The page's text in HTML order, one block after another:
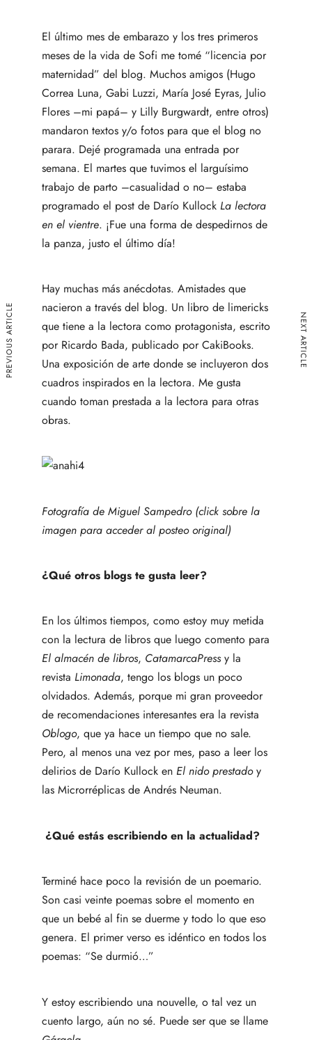
El último mes de embarazo y los tres primeros
meses de la vida de Sofi me tomé “licencia por
maternidad” del blog. Muchos amigos (Hugo
Correa Luna, Gabi Luzzi, María José Eyras, Julio
Flores –mi papá– y Lilly Burgwardt, entre otros)
mandaron textos y/o fotos para que el blog no
parara. Dejé programada una entrada por
semana. El martes que tuvimos el larguísimo
trabajo de parto –casualidad o no– estaba
programado el post de Darío Kullock La lectora
en el vientre. ¡Fue una forma de despedirnos de
la panza, justo el último día!
Hay muchas más anécdotas. Amistades que
nacieron a través del blog. Un libro de limericks
que tiene a la lectora como protagonista, escrito
por Ricardo Bada, publicado por CakiBooks.
Una exposición de arte donde se incluyeron dos
cuadros inspirados en la lectora. Me gusta
cuando toman prestada a la lectora para otras
obras.
Fotografía de Miguel Sampedro (click sobre la
imagen para acceder al posteo original)
¿Qué otros blogs te gusta leer?
En los últimos tiempos, como estoy muy metida
con la lectura de libros que luego comento para
El almacén de libros, CatamarcaPress y la
revista Limonada, tengo los blogs un poco
olvidados. Además, porque mi gran proveedor
de recomendaciones interesantes era la revista
Oblogo, que ya hace un tiempo que no sale.
Pero, al menos una vez por mes, paso a leer los
delirios de Darío Kullock en El nido prestadoy
las Microrréplicas de Andrés Neuman.
¿Qué estás escribiendo en la actualidad?
Terminé hace poco la revisión de un poemario.
Son casi veinte poemas sobre el momento en
que un bebé al fin se duerme y todo lo que eso
genera. El primer verso es idéntico en todos los
poemas: “Se durmió…”
Y estoy escribiendo una nouvelle, o tal vez un
cuento largo, aún no sé. Puede ser que se llame
PREVIOUS ARTICLE NEXT ARTICLE